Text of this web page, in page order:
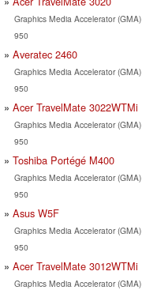
Graphics Media Accelerator (GMA)
950
Averatec 2460
Graphics Media Accelerator (GMA)
950
Acer TravelMate 3022WTMi
Graphics Media Accelerator (GMA)
950
Toshiba Portégé M400
Graphics Media Accelerator (GMA)
950
Asus W5F
Graphics Media Accelerator (GMA)
950
Acer TravelMate 3012WTMi
Graphics Media Accelerator (GMA)